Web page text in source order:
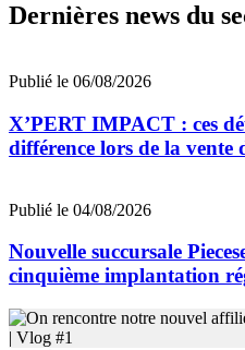
Dernières news du
Publié le 06/08/2026
X’PERT IMPACT : ces
différence lors de la vente
Publié le 04/08/2026
Nouvelle succursale
cinquième implantation